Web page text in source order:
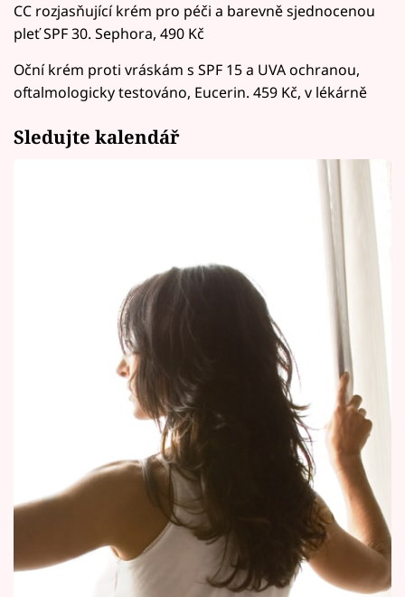
CC rozjasňující krém pro péči a barevně sjednocenou
pleť SPF 30. Sephora, 490 Kč
Oční krém proti vráskám s SPF 15 a UVA ochranou,
oftalmologicky testováno, Eucerin. 459 Kč, v lékárně
Sledujte kalendář